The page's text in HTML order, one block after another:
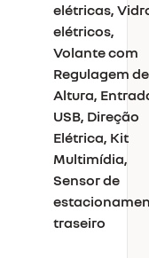
elétricas,
elétricos,
Volante com
Regulagem de
Altura,
USB, Direção
Elétrica, Kit
Multimídia,
Sensor de
traseiro